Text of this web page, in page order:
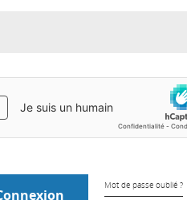
Mot de passe oublié ?